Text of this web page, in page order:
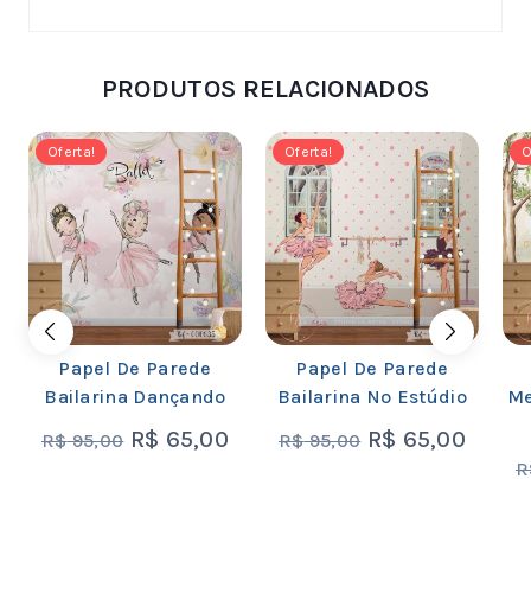
PRODUTOS RELACIONADOS
Oferta!
Papel De Parede
Bailarina Dançando
R$95,00 R$ 65,00
Oferta!
Papel De Parede
Bailarina No Estúdio
R$95,00 R$ 65,00